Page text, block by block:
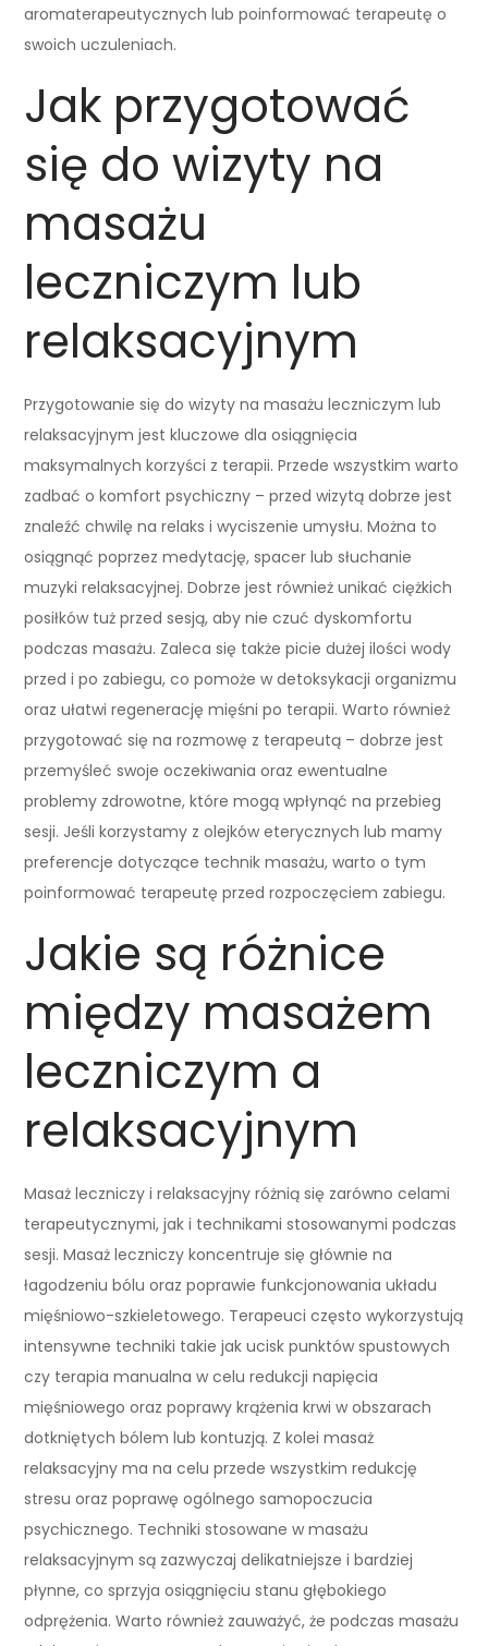
aromaterapeutycznych lub poinformować terapeutę o
swoich uczuleniach.
Jak przygotować
się do wizyty na
masażu
leczniczym lub
relaksacyjnym
Przygotowanie się do wizyty na masażu leczniczym lub
relaksacyjnym jest kluczowe dla osiągnięcia
maksymalnych korzyści z terapii. Przede wszystkim warto
zadbać o komfort psychiczny – przed wizytą dobrze jest
znaleźć chwilę na relaks i wyciszenie umysłu. Można to
osiągnąć poprzez medytację, spacer lub słuchanie
muzyki relaksacyjnej. Dobrze jest również unikać ciężkich
posiłków tuż przed sesją, aby nie czuć dyskomfortu
podczas masażu. Zaleca się także picie dużej ilości wody
przed i po zabiegu, co pomoże w detoksykacji organizmu
oraz ułatwi regenerację mięśni po terapii. Warto również
przygotować się na rozmowę z terapeutą – dobrze jest
przemyśleć swoje oczekiwania oraz ewentualne
problemy zdrowotne, które mogą wpłynąć na przebieg
sesji. Jeśli korzystamy z olejków eterycznych lub mamy
preferencje dotyczące technik masażu, warto o tym
poinformować terapeutę przed rozpoczęciem zabiegu.
Jakie są różnice
między masażem
leczniczym a
relaksacyjnym
Masaż leczniczy i relaksacyjny różnią się zarówno celami
terapeutycznymi, jak i technikami stosowanymi podczas
sesji. Masaż leczniczy koncentruje się głównie na
łagodzeniu bólu oraz poprawie funkcjonowania układu
mięśniowo-szkieletowego. Terapeuci często wykorzystują
intensywne techniki takie jak ucisk punktów spustowych
czy terapia manualna w celu redukcji napięcia
mięśniowego oraz poprawy krążenia krwi w obszarach
dotkniętych bólem lub kontuzją. Z kolei masaż
relaksacyjny ma na celu przede wszystkim redukcję
stresu oraz poprawę ogólnego samopoczucia
psychicznego. Techniki stosowane w masażu
relaksacyjnym są zazwyczaj delikatniejsze i bardziej
płynne, co sprzyja osiągnięciu stanu głębokiego
odprężenia. Warto również zauważyć, że podczas masażu